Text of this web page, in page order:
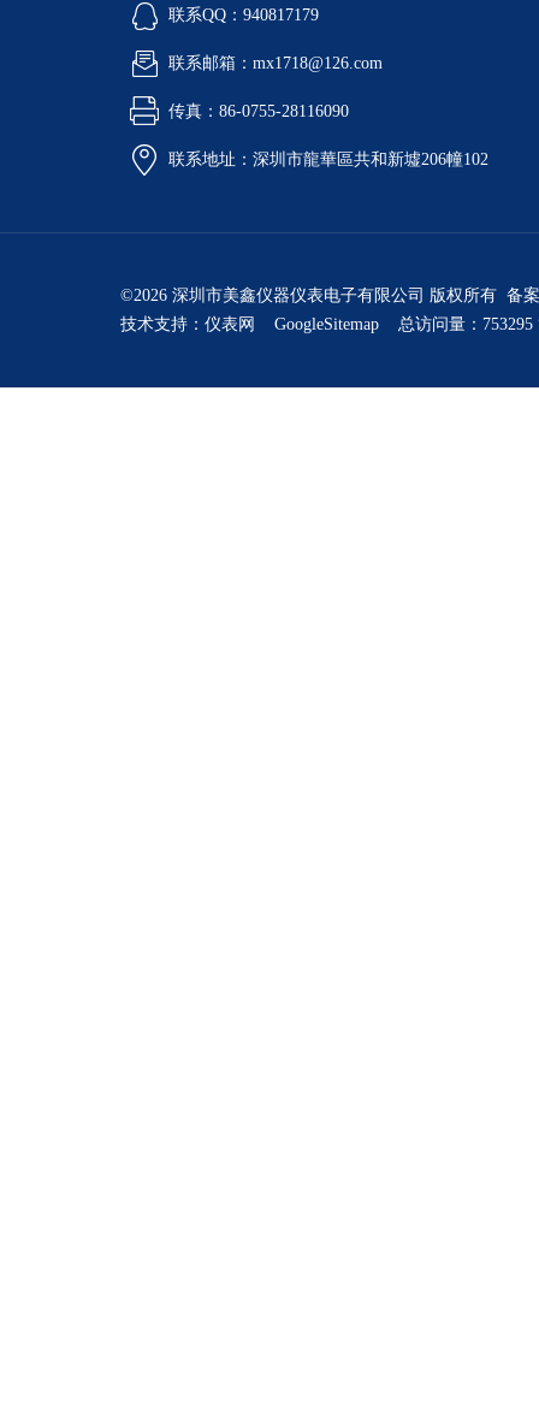
联系QQ：940817179
联系邮箱：mx1718@126.com
传真：86-0755-28116090
联系地址：深圳市龍華區共和新墟206幢102
©2026 深圳市美鑫仪器仪表电子有限公司 版权所有 备
技术支持： 仪表网 GoogleSitemap 总访问量：753295